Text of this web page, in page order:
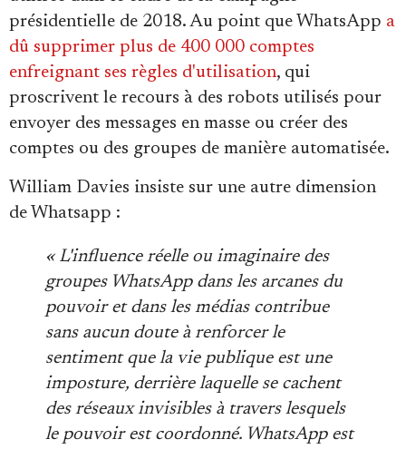
présidentielle de 2018. Au point que WhatsApp a
dû supprimer plus de 400 000 comptes
enfreignant ses règles d'utilisation, qui
proscrivent le recours à des robots utilisés pour
envoyer des messages en masse ou créer des
comptes ou des groupes de manière automatisée.
William Davies insiste sur une autre dimension
de Whatsapp :
« L'influence réelle ou imaginaire des
groupes WhatsApp dans les arcanes du
pouvoir et dans les médias contribue
sans aucun doute à renforcer le
sentiment que la vie publique est une
imposture, derrière laquelle se cachent
des réseaux invisibles à travers lesquels
le pouvoir est coordonné. WhatsApp est